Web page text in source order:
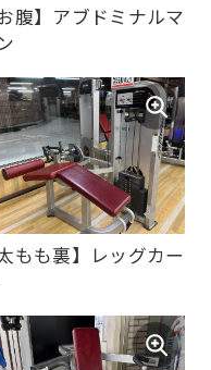
腹】アブドミナルマ
もも裏】レッグカー